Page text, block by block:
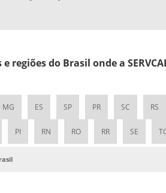
regiões do Brasil onde a
MG ES SP PR SC RS
PI RN RO RR SE